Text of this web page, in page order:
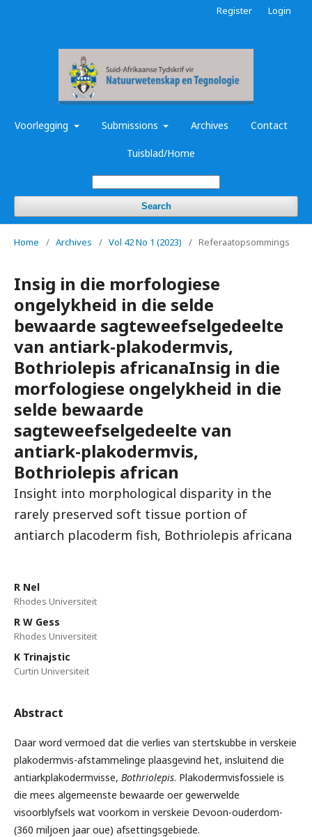
Voorlegging Submissions Archives Contact
Tuisblad/Home
Search
Register Login
Home / Archives / Vol 42 No 1 (2023) / Referaatopsommings
Insig in die morfologiese
ongelykheid in die selde
bewaarde sagteweefselgedeelte
van antiark-plakodermvis,
Bothriolepis africanaInsig in die
morfologiese ongelykheid in die
selde bewaarde
sagteweefselgedeelte van
antiark-plakodermvis,
Bothriolepis african
Insight into morphological disparity in the
rarely preserved soft tissue portion of
antiarch placoderm fish, Bothriolepis africana
R Nel
Rhodes Universiteit
R W Gess
Rhodes Universiteit
K Trinajstic
Curtin Universiteit
Abstract
Daar word vermoed dat die verlies van stertskubbe in verskeie
plakodermvis-afstammelinge plaasgevind het, insluitend die
antiarkplakodermvisse, Bothriolepis. Plakodermvisfossiele is
die mees algemeenste bewaarde oer gewerwelde
visoorblyfsels wat voorkom in verskeie Devoon-ouderdom-
(360 miljoen jaar oue) afsettingsgebiede.